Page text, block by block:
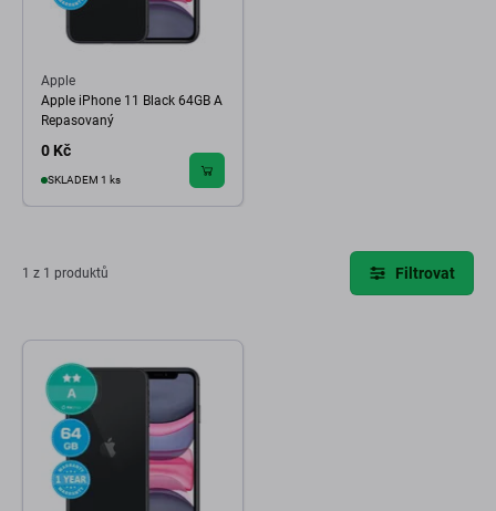
Apple
Apple iPhone 11 Black 64GB A
Repasovaný
0 Kč
SKLADEM 1 ks
1 z 1 produktů Filtrovat